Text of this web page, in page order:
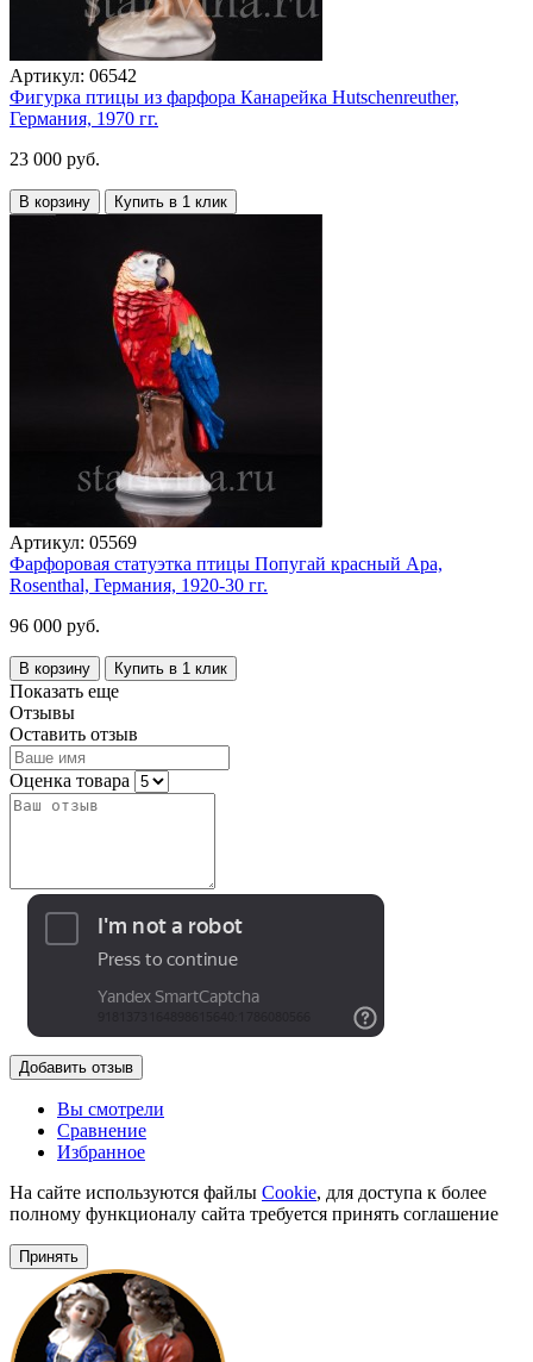
Артикул: 06542
Фигурка птицы из фарфора Канарейка Hutschenreuther,
Германия, 1970 гг.
23 000 руб.
В корзину Купить в 1 клик
Артикул: 05569
Фарфоровая статуэтка птицы Попугай красный Ара,
Rosenthal, Германия, 1920-30 гг.
96 000 руб.
В корзину Купить в 1 клик
Показать еще
Отзывы
Оставить отзыв
Оценка товара
Добавить отзыв
Вы смотрели
Сравнение
Избранное
На сайте используются файлы Cookie, для доступа к более
полному функционалу сайта требуется принять соглашение
Принять